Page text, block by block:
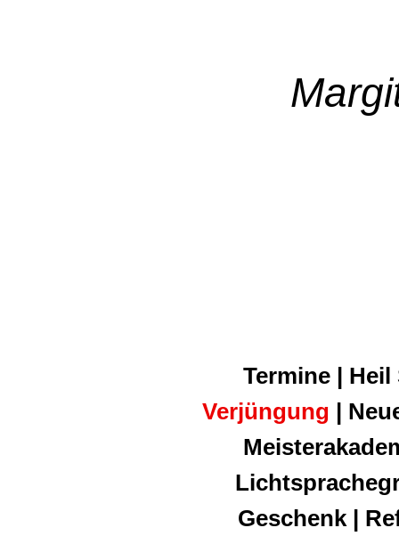
Termine |
Verjüngung |
Geschenk |